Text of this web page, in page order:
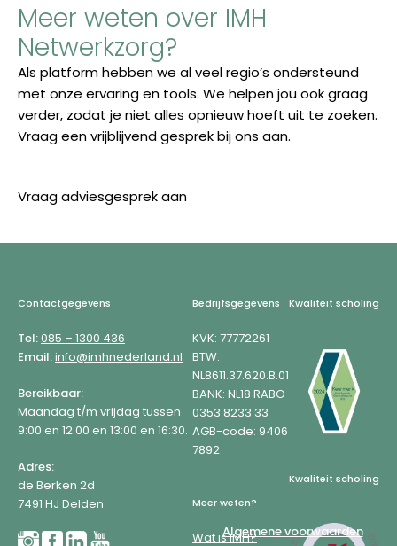
Meer weten over IMH
Netwerkzorg?
Als platform hebben we al veel regio’s ondersteund
met onze ervaring en tools. We helpen jou ook graag
verder, zodat je niet alles opnieuw hoeft uit te zoeken.
Vraag een vrijblijvend gesprek bij ons aan.
Vraag adviesgesprek aan
Footer
Contactgegevens
Tel:085 – 1300 436
Email:info@imhnederland.nl
Bereikbaar:
Maandag t/m vrijdag tussen
9:00 en 12:00 en 13:00 en 16:30.
Adres:
de Berken 2d
7491 HJ Delden
Bedrijfsgegevens
KVK: 77772261
BTW:
NL8611.37.620.B.01
BANK: NL18 RABO
0353 8233 33
AGB-code: 9406
7892
Meer weten?
Wat is IMH?
Kwaliteit scholing
Kwaliteit scholing
Algemene voorwaarden